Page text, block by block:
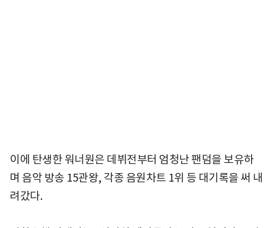
이에 탄생한 워너원은 데뷔전부터 엄청난 팬덤을 보유하
며 음악 방송 15관왕, 각종 음원차트 1위 등 대기록을 써 내
려갔다.